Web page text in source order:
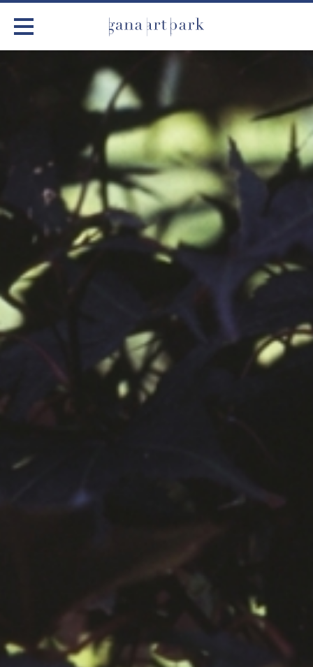
전시
어린이 체험
작품소개
아틀리에
공지사항
보도자료